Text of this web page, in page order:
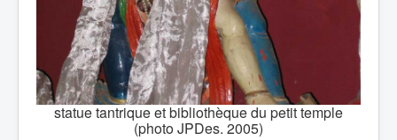
statue tantrique et bibliothèque du petit temple
(photo JPDes. 2005)